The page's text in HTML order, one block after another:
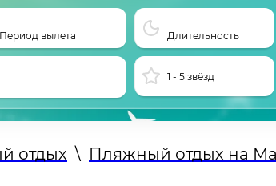
Период вылета Длительность
1 - 5 звёзд
отдых \ Пляжный отдых на